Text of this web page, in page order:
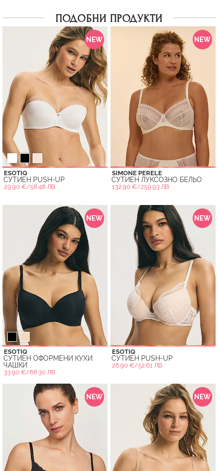
ПОДОБНИ ПРОДУКТИ
NEW
ESOTIQ
СУТИЕН PUSH-UP
29.90 €/58.48 ЛВ.
NEW
SIMONE PERELE
СУТИЕН ЛУКСОЗНО БЕЛЬО
132.90 €/259.93 ЛВ.
NEW
ESOTIQ
СУТИЕН ОФОРМЕНИ КУХИ
ЧАШКИ
33.90 €/66.30 ЛВ.
NEW
ESOTIQ
СУТИЕН PUSH-UP
26.90 €/52.61 ЛВ.
NEW NEW